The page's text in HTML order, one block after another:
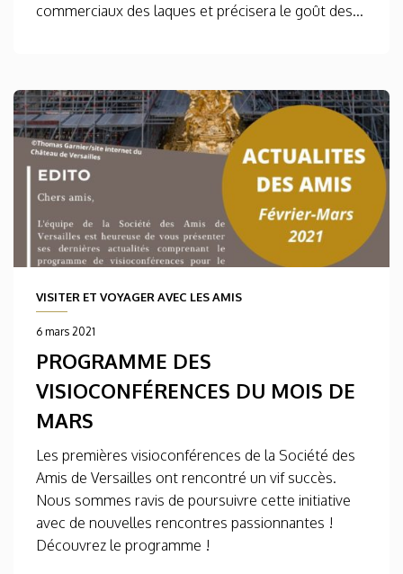
commerciaux des laques et précisera le goût des...
VISITER ET VOYAGER AVEC LES AMIS
6 mars 2021
PROGRAMME DES
VISIOCONFÉRENCES DU MOIS DE
MARS
Les premières visioconférences de la Société des
Amis de Versailles ont rencontré un vif succès.
Nous sommes ravis de poursuivre cette initiative
avec de nouvelles rencontres passionnantes !
Découvrez le programme !